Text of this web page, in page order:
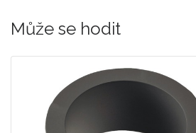
Může se hodit